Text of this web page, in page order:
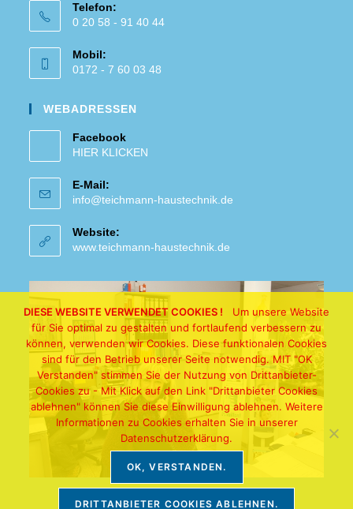
Telefon:
0 20 58 - 91 40 44
Mobil:
0172 - 7 60 03 48
WEBADRESSEN
Facebook
HIER KLICKEN
E-Mail:
info@teichmann-haustechnik.de
Website:
www.teichmann-haustechnik.de
DIESE WEBSITE VERWENDET COOKIES ! Um unsere Website
für Sie optimal zu gestalten und fortlaufend verbessern zu
können, verwenden wir Cookies. Diese funktionalen Cookies
sind für den Betrieb unserer Seite notwendig. MIT "OK
Verstanden" stimmen Sie der Nutzung von Drittanbieter-
Cookies zu - Mit Klick auf den Link "Drittanbieter Cookies
ablehnen" können Sie diese Einwilligung ablehnen. Weitere
Informationen zu Cookies erhalten Sie in unserer
Datenschutzerklärung.
OK, VERSTANDEN.
DRITTANBIETER COOKIES ABLEHNEN.